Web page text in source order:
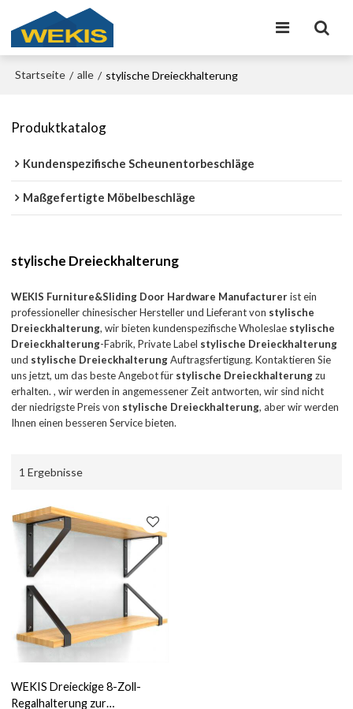
Startseite / alle / stylische Dreieckhalterung
Produktkatalog
Kundenspezifische Scheunentorbeschläge
Maßgefertigte Möbelbeschläge
stylische Dreieckhalterung
WEKIS Furniture&Sliding Door Hardware Manufacturerist ein
professioneller chinesischer Hersteller und Lieferant von stylische
Dreieckhalterung, wir bieten kundenspezifische Wholeslae stylische
Dreieckhalterung-Fabrik, Private Label stylische Dreieckhalterung
und stylische DreieckhalterungAuftragsfertigung. Kontaktieren Sie
uns jetzt, um das beste Angebot für stylische Dreieckhalterungzu
erhalten. , wir werden in angemessener Zeit antworten, wir sind nicht
der niedrigste Preis von stylische Dreieckhalterung, aber wir werden
Ihnen einen besseren Service bieten.
1 Ergebnisse
WEKIS Dreieckige 8-Zoll-
Regalhalterung zur